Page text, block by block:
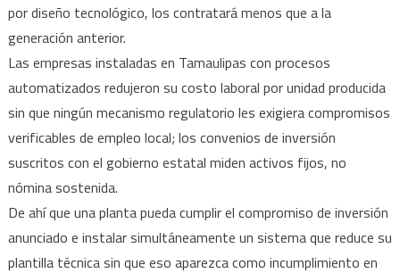
por diseño tecnológico, los contratará menos que a la
generación anterior.
Las empresas instaladas en Tamaulipas con procesos
automatizados redujeron su costo laboral por unidad producida
sin que ningún mecanismo regulatorio les exigiera compromisos
verificables de empleo local; los convenios de inversión
suscritos con el gobierno estatal miden activos fijos, no
nómina sostenida.
De ahí que una planta pueda cumplir el compromiso de inversión
anunciado e instalar simultáneamente un sistema que reduce su
plantilla técnica sin que eso aparezca como incumplimiento en